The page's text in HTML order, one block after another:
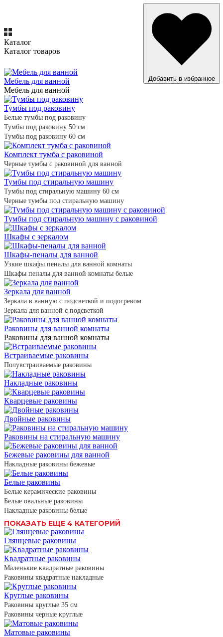
Каталог
Каталог товаров
ВСЕ ТОВАРЫ
Мебель для ванной
Мебель для ванной
Тумбы под раковину
Белые тумбы под раковину
Тумбы под раковину 50 см
Тумбы под раковину 60 см
Комплект тумба с раковиной
Черные тумбы с раковиной для ванной
Тумбы под стиральную машину
Тумбы под стиральную машину 60 см
Черные тумбы под стиральную машину
Тумбы под стиральную машину с раковиной
Шкафы с зеркалом
Шкафы-пеналы для ванной
Узкие шкафы пеналы для ванной комнаты
Шкафы пеналы для ванной комнаты белые
Зеркала для ванной
Зеркала в ванную с подсветкой и подогревом
Зеркала для ванной с подсветкой
Раковины для ванной комнаты
Раковины для ванной комнаты
Встраиваемые раковины
Полувстраиваемые раковины
Накладные раковины
Кварцевые раковины
Двойные раковины
Раковины на стиральную машину
Бежевые раковины для ванной
Накладные раковины бежевые
Белые раковины
Белые керамические раковины
Белые овальные раковины
Накладные раковины белые
ПОКАЗАТЬ ЕЩЕ 4 КАТЕГОРИЙ
Глянцевые раковины
Квадратные раковины
Маленькие квадратные раковины
Раковины квадратные накладные
Круглые раковины
Раковины круглые 35 см
Раковины черные круглые
Матовые раковины
Добавить в избранное